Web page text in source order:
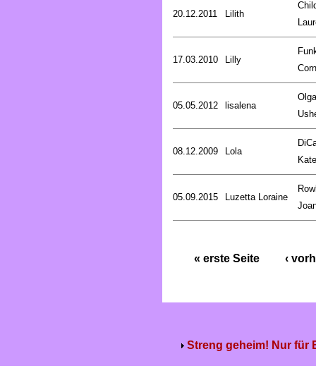
20.12.2011 Lilith
17.03.2010 Lilly
05.05.2012 lisalena
Olga
08.12.2009 Lola
Kate
05.09.2015 Luzetta Loraine
« erste Seite ‹
Streng geheim! Nur für